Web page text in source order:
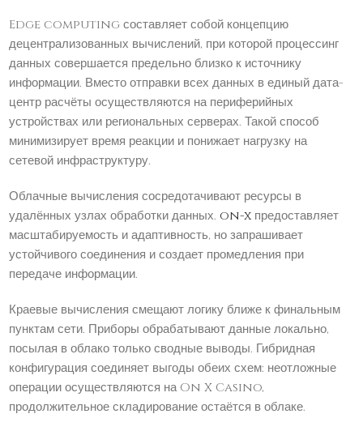
Edge computing составляет собой концепцию
децентрализованных вычислений, при которой процессинг
данных совершается предельно близко к источнику
информации. Вместо отправки всех данных в единый дата-
центр расчёты осуществляются на периферийных
устройствах или региональных серверах. Такой способ
минимизирует время реакции и понижает нагрузку на
сетевой инфраструктуру.
Облачные вычисления сосредотачивают ресурсы в
удалённых узлах обработки данных.on-x предоставляет
масштабируемость и адаптивность, но запрашивает
устойчивого соединения и создает промедления при
передаче информации.
Краевые вычисления смещают логику ближе к финальным
пунктам сети. Приборы обрабатывают данные локально,
посылая в облако только сводные выводы. Гибридная
конфигурация соединяет выгоды обеих схем: неотложные
операции осуществляются на On X Casino,
продолжительное складирование остаётся в облаке.